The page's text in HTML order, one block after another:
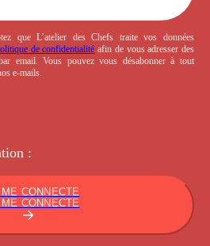
que L’atelier des Chefs traite vos données
de confidentialité afin de vous adresser des
email. Vous pouvez vous désabonner à tout
e-mails.
:
CONNECTE
CONNECTE